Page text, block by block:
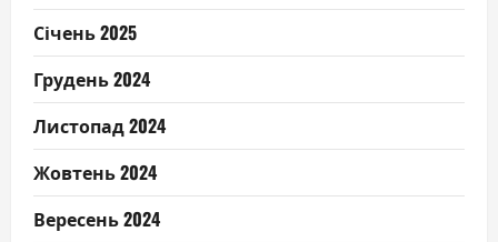
Січень 2025
Грудень 2024
Листопад 2024
Жовтень 2024
Вересень 2024